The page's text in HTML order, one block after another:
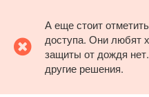
А еще стоит
доступа. Они любят
защиты от дождя
другие решения.